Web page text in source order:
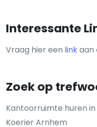
Interessante
Vraag hier een linkaan
Zoek op
Kantoorruimte huren
Koerier Arnhem